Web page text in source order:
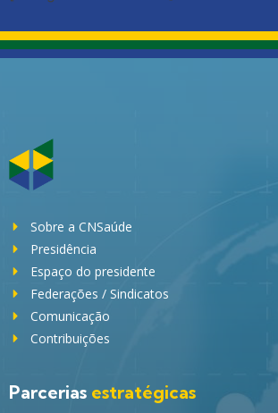
Sobre a CNSaúde
Presidência
Espaço do presidente
Federações / Sindicatos
Comunicação
Contribuições
Parcerias estratégicas